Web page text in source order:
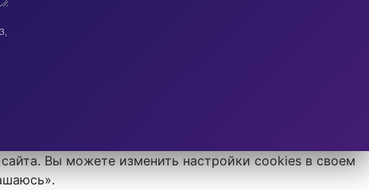
Вы можете изменить настройки cookies в своем